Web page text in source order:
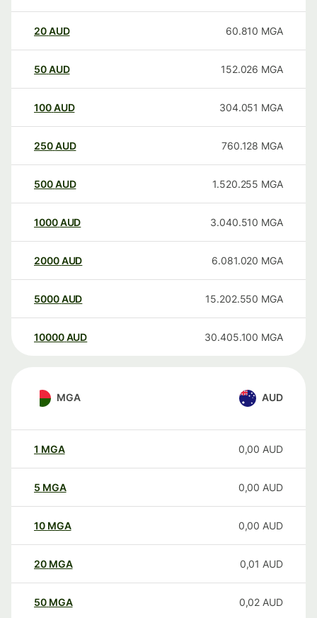
20AUD 60.810 MGA
50AUD 152.026 MGA
100AUD 304.051 MGA
250AUD 760.128 MGA
500AUD 1.520.255 MGA
1000AUD 3.040.510 MGA
2000AUD 6.081.020 MGA
5000AUD 15.202.550 MGA
10000 AUD 30.405.100 MGA
MGA AUD
1 MGA 0,00 AUD
5 MGA 0,00 AUD
10 MGA 0,00 AUD
20 MGA 0,01 AUD
50 MGA 0,02 AUD